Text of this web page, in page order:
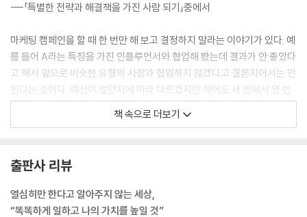
불리한 조건과 역경을 극복하는 삶의 기술
왜 당신의 무대를 한국으로 국한하는가?
언젠간 내 사업을 하고 싶다면 평판 관리가 전부다
실패하지 않으면 성장도 없다
[소라언니가 알려 주는 회사어 해석하기]
- 그건 어쩌면 “야, 내가 진작에 말했지!”라는 뜻일지도
현지인처럼 영어 하는 법
인생을 바꾸는 돈 관리, 시간 관리
---「특별한 전략과 해결책을 가진 사람 되기」중에서
마케팅 캠페인을 할 때 한 번만 해 보고 결정하지 말라는 이야기가 있다. 예
를 들어 A라는 특징을 가진 인플루언서와 협업해 봤는데 결과가 안 좋았다
고 해서 앞으로 비슷한 유형의 사람과 협업하지 않겠다고 결론지어서는 안
된다는 것이다. 예산이 얼만지에 따라 다르겠지만 적어도 세 번에서 열 번
정도는 유사한 시도를 해 보고 세일즈에 도움이 되는지 안 되는지를 따져
야 한다. 알고리즘은 자주 바뀌고, 때론 좋은 콘텐츠라도 노출이 잘 안 되는
가 필요하다.
---「커리어는 시행착오 횟수만큼 좋아진다」중에서
책 속으로 더보기
출판사 리뷰
열심히만 한다고 알아주지 않는 세상,
“똑똑하게 일하고 나의 가치를 높일 것”